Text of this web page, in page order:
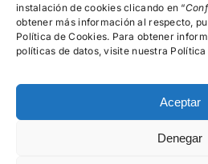
instalación de cookies clicando en “
obtener más información al respecto,
Política de Cookies. Para obtener
políticas de datos, visite nuestra
Aceptar
Denegar
615.996.522
C/Rector Lucena, Nº 15-19,